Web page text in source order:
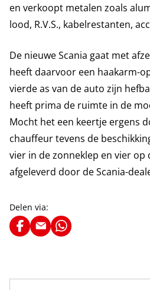
en verkoopt metalen zoals
lood, R.V.S., kabelrestanten,
De nieuwe Scania gaat met
heeft daarvoor een haakarm-
vierde as van de auto zijn
heeft prima de ruimte in de
Mocht het een keertje ergens
chauffeur tevens de
vier in de zonneklep en vier op
afgeleverd door de Scania-
Delen via: